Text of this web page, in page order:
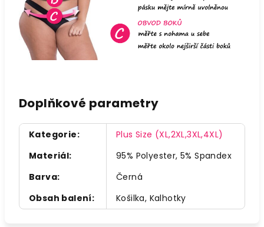
Doplňkové parametry
Kategorie:
Plus Size (XL,2XL,3XL,4XL)
Materiál:
95% Polyester, 5% Spandex
Barva:
Černá
Obsah balení: Košilka, Kalhotky